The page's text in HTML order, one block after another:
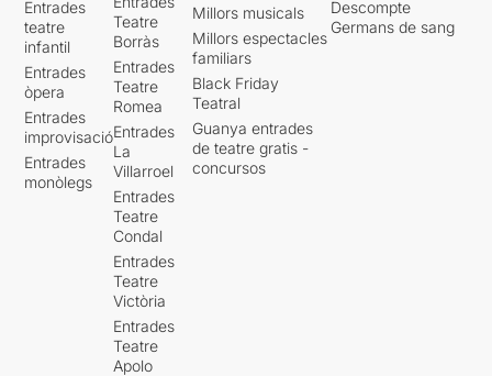
Entrades
teatre
infantil
Entrades
òpera
Entrades
improvisació
Entrades
monòlegs
Teatre
Borràs
Entrades
Teatre
Romea
Entrades
La
Villarroel
Entrades
Teatre
Condal
Entrades
Teatre
Victòria
Entrades
Teatre
Apolo
Millors musicals
Millors espectacles
familiars
Black Friday
Teatral
Guanya entrades
de teatre gratis -
concursos
Descompte
Germans de sang